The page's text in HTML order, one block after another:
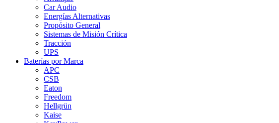
Car Audio
Energías Alternativas
Propósito General
Sistemas de Misión Crítica
Tracción
UPS
Baterías por Marca
APC
CSB
Eaton
Freedom
Hellgrün
Kaise